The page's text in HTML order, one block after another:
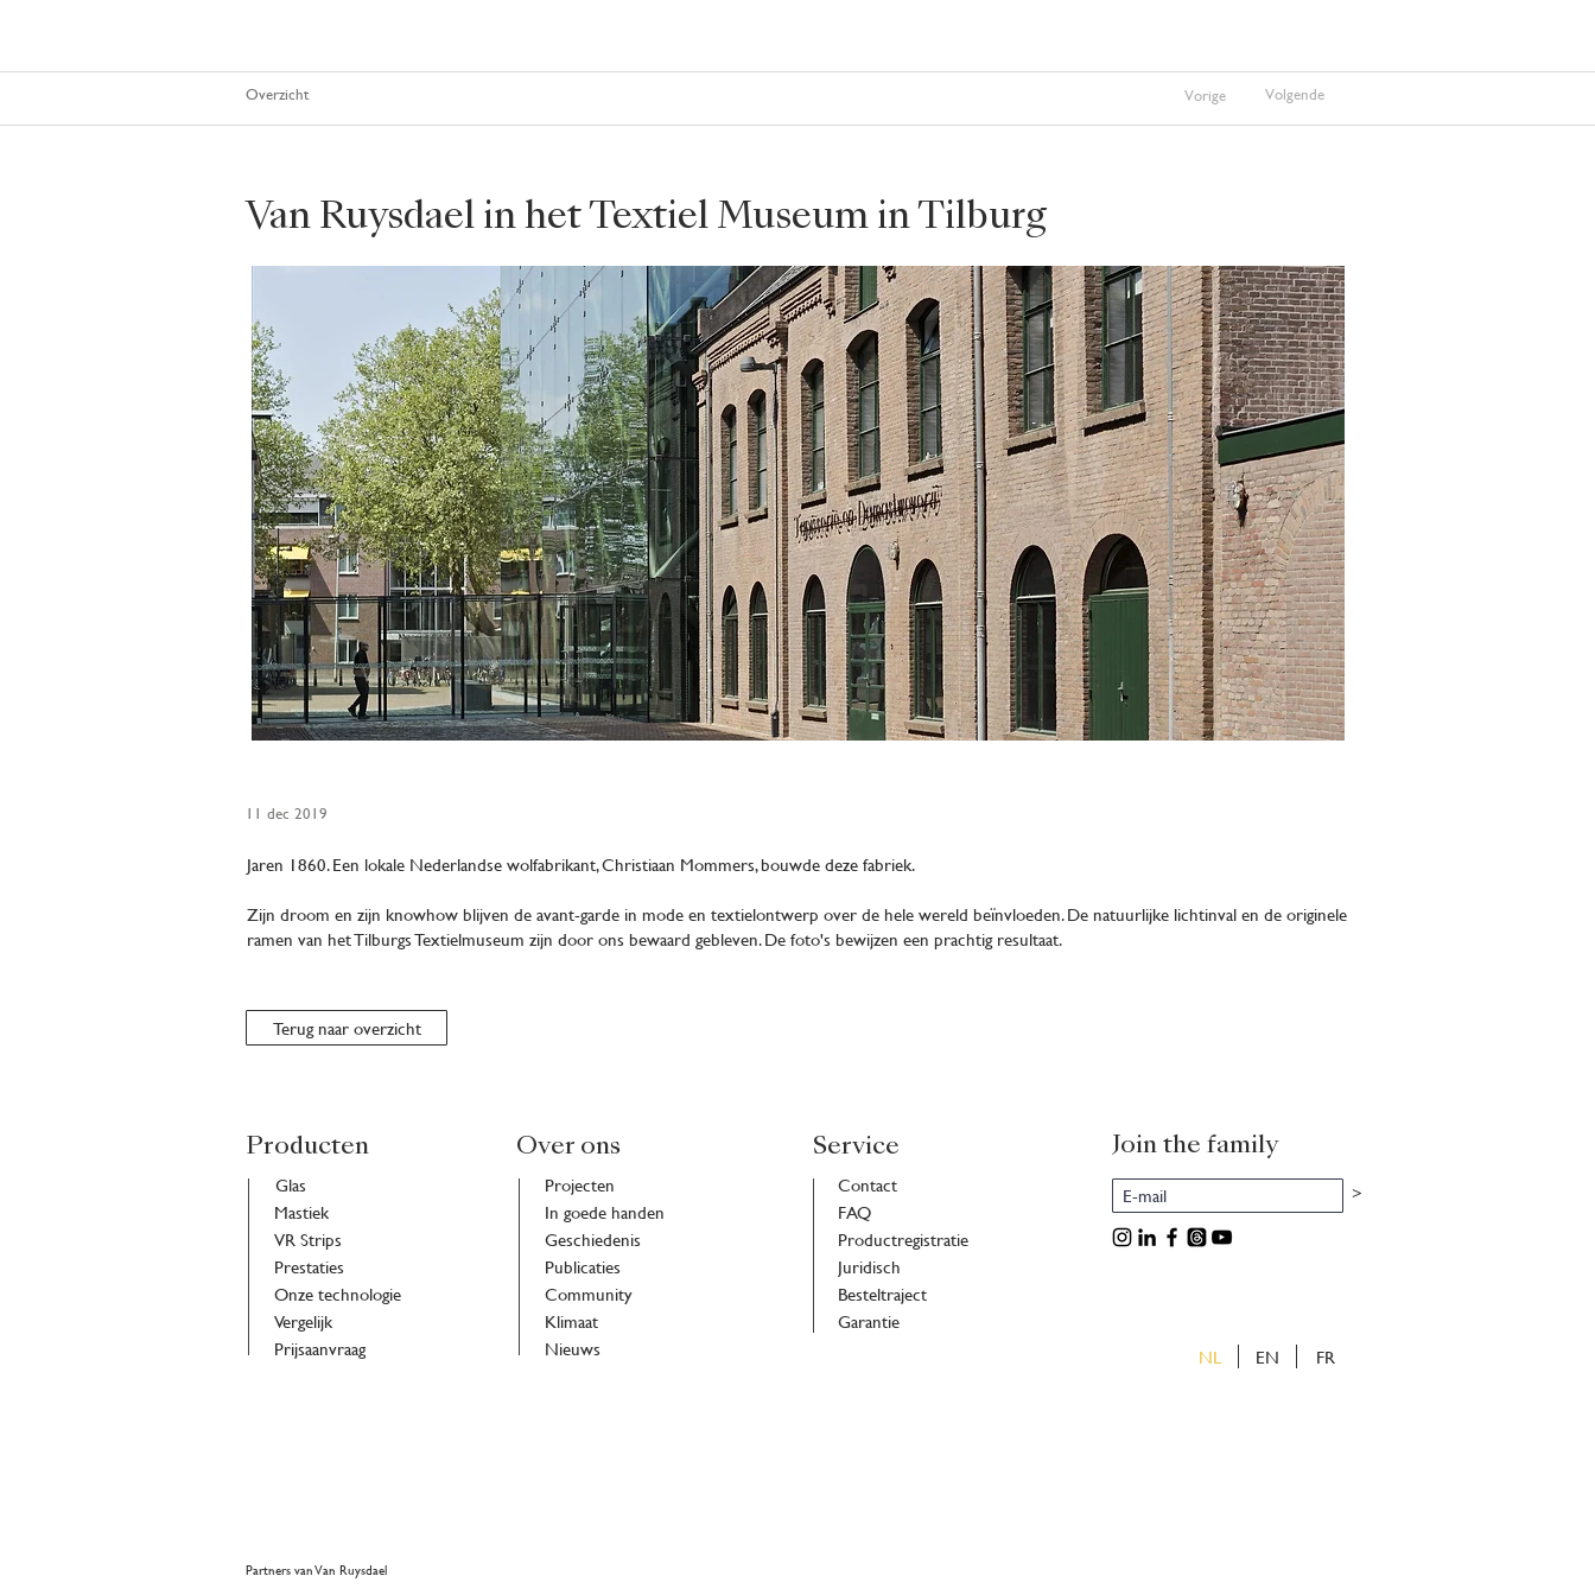
Van Ruysdael in het Textiel Museum in Tilburg
Overzicht Vorige Volgende
11 dec 2019
Jaren 1860. Een lokale Nederlandse wolfabrikant, Christiaan Mommers, bouwde deze fabriek.
Zijn droom en zijn knowhow blijven de avant-garde in mode en textielontwerp over de hele wereld beïnvloeden. De natuurlijke lichtinval en de originele
ramen van het Tilburgs Textielmuseum zijn door ons bewaard gebleven. De foto's bewijzen een prachtig resultaat.
Terug naar overzicht
Producten
Glas
Mastiek
VR Strips
Prestaties
Onze technologie
Vergelijk
Prijsaanvraag
Over ons
Projecten
In goede handen
Geschiedenis
Publicaties
Community
Klimaat
Nieuws
Service
Contact
FAQ
Productregistratie
Juridisch
Besteltraject
Garantie
Partners van Van Ruysdael
Join the family
>
NL EN FR